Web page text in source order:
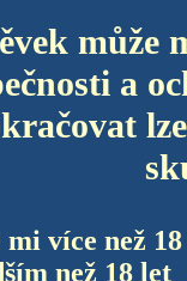
může
a
mi více než
než 18 let